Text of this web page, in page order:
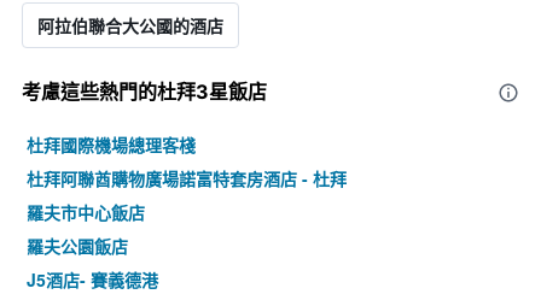
阿拉伯聯合大公國的酒店
考慮這些熱門的杜拜3星​飯店
杜拜國際機場總理客棧
杜拜阿聯酋購物廣場諾富特套房酒店 - 杜拜
羅夫市中心飯店
羅夫公園飯店
J5酒店- 賽義德港